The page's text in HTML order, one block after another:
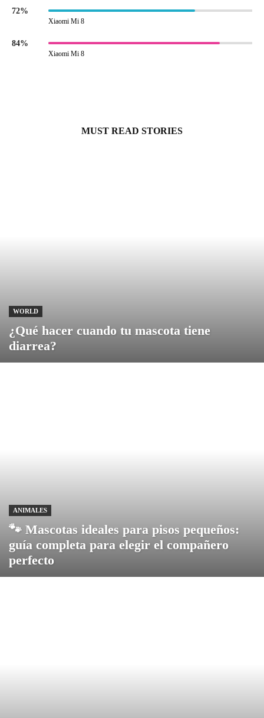
72%
Xiaomi Mi 8
84%
Xiaomi Mi 8
MUST READ STORIES
WORLD
¿Qué hacer cuando tu mascota tiene
diarrea?
ANIMALES
🐾 Mascotas ideales para pisos pequeños:
guía completa para elegir el compañero
perfecto